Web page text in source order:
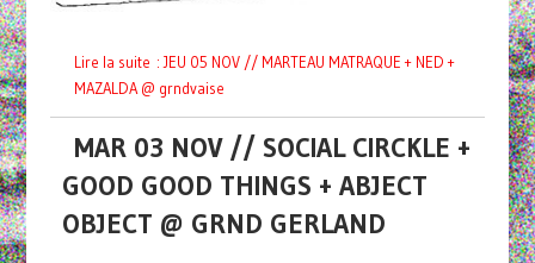
Lire la suite : JEU 05 NOV // MARTEAU MATRAQUE + NED +
MAZALDA @ grndvaise
MAR 03 NOV // SOCIAL CIRCKLE +
GOOD GOOD THINGS + ABJECT
OBJECT @ GRND GERLAND